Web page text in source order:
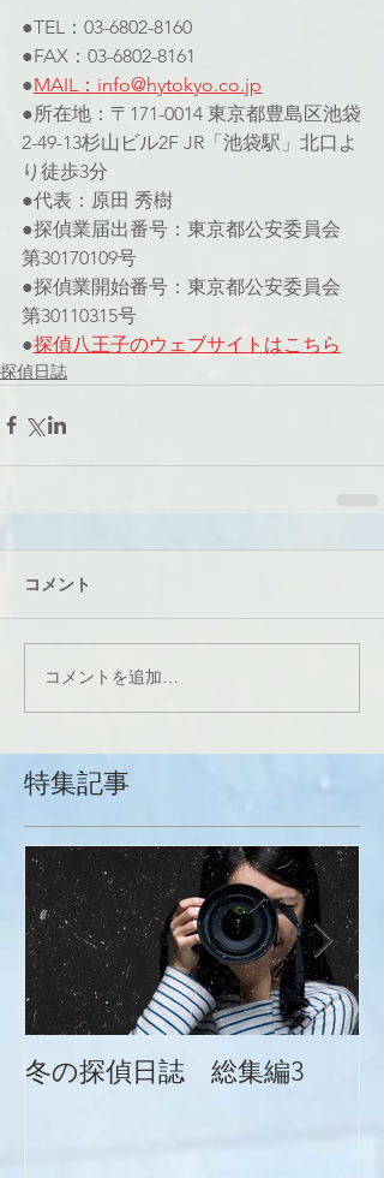
●TEL：03-6802-8160
●FAX：03-6802-8161
●MAIL：info@hytokyo.co.jp
●所在地：〒171-0014 東京都豊島区池袋
2-49-13杉山ビル2F JR「池袋駅」北口よ
り徒歩3分
●代表：原田 秀樹
●探偵業届出番号：東京都公安委員会
第30170109号
●探偵業開始番号：東京都公安委員会
第30110315号
●探偵八王子のウェブサイト はこちら
探偵日誌
コメント
コメントを追加…
特集記事
冬の探偵日誌 総集編3